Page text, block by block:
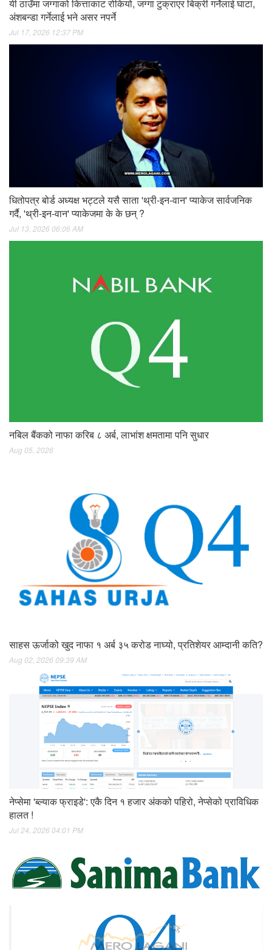
यी ठाउँमा जग्गाको कित्ताकाट रोकियो, जग्गा टुक्राएर बिक्री गर्नेलाई घाटा,
अंशबन्डा गर्नेलाई भने असर नपर्ने
Jul 17, 2026 12:37 PM
धितोपत्र बोर्ड अध्यक्ष भट्टले यसै साता 'थ्री-इन-वान' प्याकेज सार्वजनिक
गर्दै, 'थ्री-इन-वान' प्याकेजमा के के छन् ?
Jul 13, 2026 06:06 AM
नबिल बैंकको नाफा करिब ८ अर्ब, लाभांश क्षमतामा पनि सुधार
Aug 05, 2026
साहस ऊर्जाको खुद नाफा १ अर्ब ३५ करोड नाघ्यो, प्रतिशेयर आम्दानी कति?
Aug 02, 2026 09:39 AM
नेप्सेमा 'ब्ल्याक फ्राइडे': एकै दिन १ हजार अंकको पहिरो, नेप्सेको प्राविधिक
हालत !
Jul 24, 2026 04:01 PM